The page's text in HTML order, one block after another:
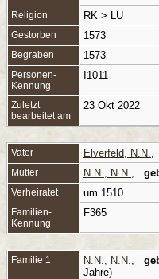
Religion RK > LU
Gestorben 1573
Begraben 1573
Personen-
Kennung
I1011
Zuletzt
bearbeitet am
23 Okt 2022
Vater Elverfeld, N.N.
Mutter N.N., N.N.
Verheiratet um 1510
Familien-
Kennung
F365
Familie 1 N.N., N.N.
Jahre)